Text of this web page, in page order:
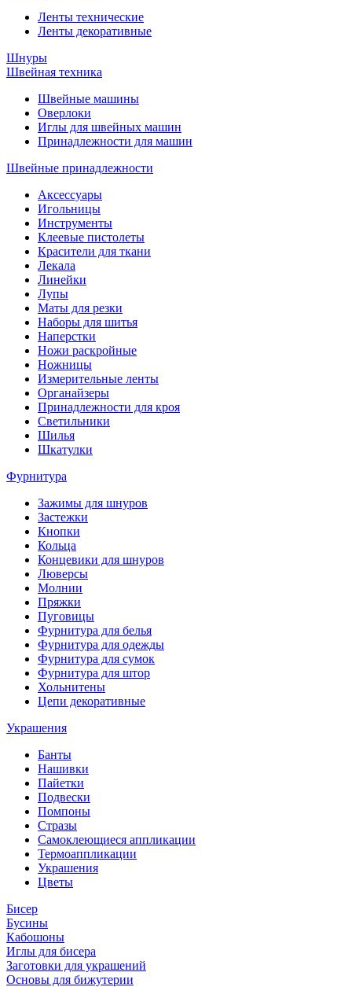
Ленты технические
Ленты декоративные
Шнуры
Швейная техника
Швейные машины
Оверлоки
Иглы для швейных машин
Принадлежности для машин
Швейные принадлежности
Аксессуары
Игольницы
Инструменты
Клеевые пистолеты
Красители для ткани
Лекала
Линейки
Лупы
Маты для резки
Наборы для шитья
Наперстки
Ножи раскройные
Ножницы
Измерительные ленты
Органайзеры
Принадлежности для кроя
Светильники
Шилья
Шкатулки
Фурнитура
Зажимы для шнуров
Застежки
Кнопки
Кольца
Концевики для шнуров
Люверсы
Молнии
Пряжки
Пуговицы
Фурнитура для белья
Фурнитура для одежды
Фурнитура для сумок
Фурнитура для штор
Хольнитены
Цепи декоративные
Украшения
Банты
Нашивки
Пайетки
Подвески
Помпоны
Стразы
Самоклеющиеся аппликации
Термоаппликации
Украшения
Цветы
Бисер
Бусины
Кабошоны
Иглы для бисера
Заготовки для украшений
Основы для бижутерии